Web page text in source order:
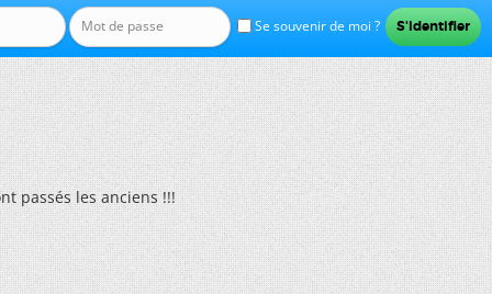
Se souvenir de moi ?
passés les anciens !!!